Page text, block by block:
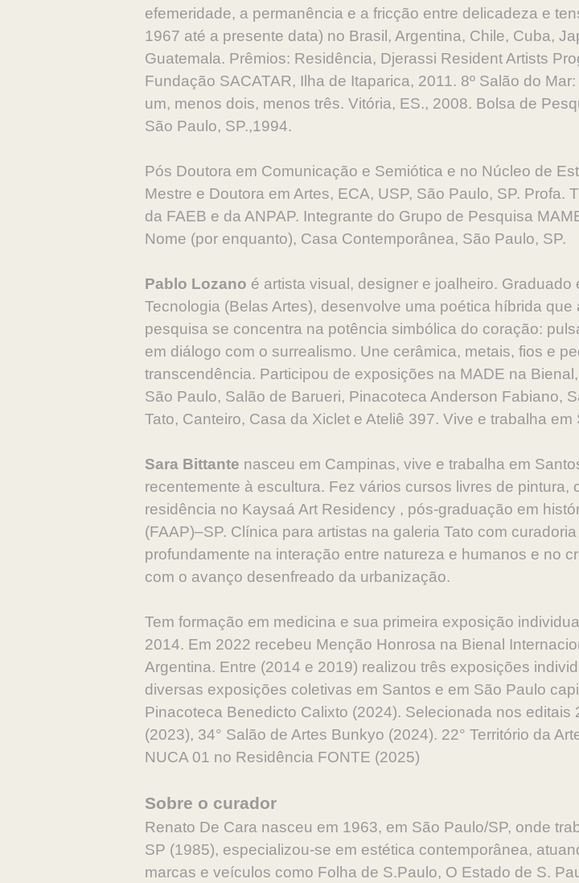
efemeridade, a permanência e a fricção entre delicadeza e
1967 até a presente data) no Brasil, Argentina, Chile, Cuba,
Guatemala. Prêmios: Residência, Djerassi Resident Artists
Fundação SACATAR, Ilha de Itaparica, 2011. 8º Salão do
um, menos dois, menos três. Vitória, ES., 2008. Bolsa de
São Paulo, SP.,1994.
Pós Doutora em Comunicação e Semiótica e no Núcleo de
Mestre e Doutora em Artes, ECA, USP, São Paulo, SP. Profa.
da FAEB e da ANPAP. Integrante do Grupo de Pesquisa
Nome (por enquanto), Casa Contemporânea, São Paulo, SP.
Pablo Lozano é artista visual, designer e joalheiro.
Tecnologia (Belas Artes), desenvolve uma poética híbrida
pesquisa se concentra na potência simbólica do coração:
em diálogo com o surrealismo. Une cerâmica, metais, fios e
transcendência. Participou de exposições na MADE na
São Paulo, Salão de Barueri, Pinacoteca Anderson Fabiano,
Tato, Canteiro, Casa da Xiclet e Ateliê 397. Vive e trabalha em
Sara Bittante nasceu em Campinas, vive e trabalha em
recentemente à escultura. Fez vários cursos livres de pintura,
residência no Kaysaá Art Residency , pós-graduação em
(FAAP)–SP. Clínica para artistas na galeria Tato com
profundamente na interação entre natureza e humanos e no
com o avanço desenfreado da urbanização.
Tem formação em medicina e sua primeira exposição
2014. Em 2022 recebeu Menção Honrosa na Bienal
Argentina. Entre (2014 e 2019) realizou três exposições
diversas exposições coletivas em Santos e em São Paulo
Pinacoteca Benedicto Calixto (2024). Selecionada nos
(2023), 34° Salão de Artes Bunkyo (2024). 22° Território da
NUCA 01 no Residência FONTE (2025)
Sobre o curador
Renato De Cara nasceu em 1963, em São Paulo/SP, onde
SP (1985), especializou-se em estética contemporânea,
marcas e veículos como Folha de S.Paulo, O Estado de S.